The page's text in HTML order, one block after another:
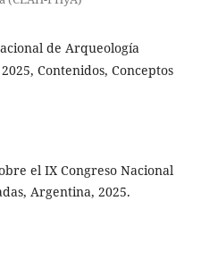
de Arqueología
Contenidos, Conceptos
el IX Congreso Nacional
Argentina, 2025.